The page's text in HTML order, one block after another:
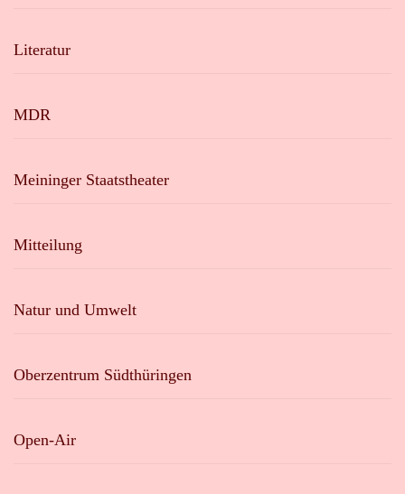
Literatur
MDR
Meininger Staatstheater
Mitteilung
Natur und Umwelt
Oberzentrum Südthüringen
Open-Air